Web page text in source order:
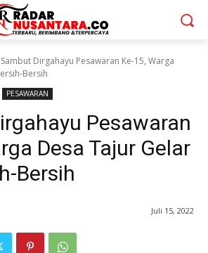
Sambut Dirgahayu Pesawaran Ke-15, Warga
Bersih
PESAWARAN
Pesawaran
Desa Tajur Gelar
Bersih
Juli 15, 2022